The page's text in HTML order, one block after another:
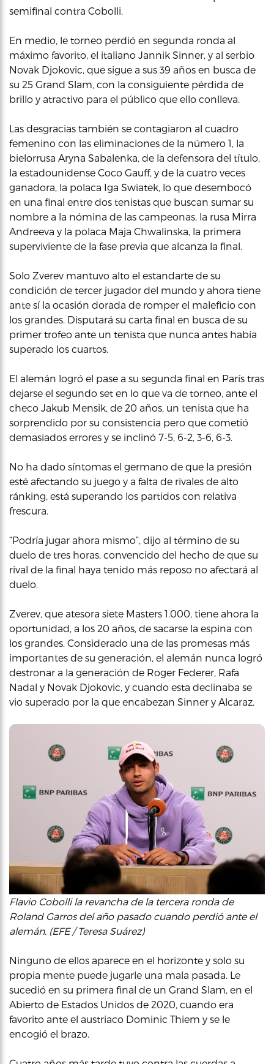
semifinal contra Cobolli.
En medio, le torneo perdió en segunda ronda al
máximo favorito, el italiano Jannik Sinner, y al serbio
Novak Djokovic, que sigue a sus 39 años en busca de
su 25 Grand Slam, con la consiguiente pérdida de
brillo y atractivo para el público que ello conlleva.
Las desgracias también se contagiaron al cuadro
femenino con las eliminaciones de la número 1, la
bielorrusa Aryna Sabalenka, de la defensora del título,
la estadounidense Coco Gauff, y de la cuatro veces
ganadora, la polaca Iga Swiatek, lo que desembocó
en una final entre dos tenistas que buscan sumar su
nombre a la nómina de las campeonas, la rusa Mirra
Andreeva y la polaca Maja Chwalinska, la primera
superviviente de la fase previa que alcanza la final.
Solo Zverev mantuvo alto el estandarte de su
condición de tercer jugador del mundo y ahora tiene
ante sí la ocasión dorada de romper el maleficio con
los grandes. Disputará su carta final en busca de su
primer trofeo ante un tenista que nunca antes había
superado los cuartos.
El alemán logró el pase a su segunda final en París tras
dejarse el segundo set en lo que va de torneo, ante el
checo Jakub Mensik, de 20 años, un tenista que ha
sorprendido por su consistencia pero que cometió
demasiados errores y se inclinó 7-5, 6-2, 3-6, 6-3.
No ha dado síntomas el germano de que la presión
esté afectando su juego y a falta de rivales de alto
ránking, está superando los partidos con relativa
frescura.
“Podría jugar ahora mismo”, dijo al término de su
duelo de tres horas, convencido del hecho de que su
rival de la final haya tenido más reposo no afectará al
duelo.
Zverev, que atesora siete Masters 1.000, tiene ahora la
oportunidad, a los 20 años, de sacarse la espina con
los grandes. Considerado una de las promesas más
importantes de su generación, el alemán nunca logró
destronar a la generación de Roger Federer, Rafa
Nadal y Novak Djokovic, y cuando esta declinaba se
vio superado por la que encabezan Sinner y Alcaraz.
Flavio Cobolli la revancha de la tercera ronda de
Roland Garros del año pasado cuando perdió ante el
alemán. (EFE / Teresa Suárez)
Ninguno de ellos aparece en el horizonte y solo su
propia mente puede jugarle una mala pasada. Le
sucedió en su primera final de un Grand Slam, en el
Abierto de Estados Unidos de 2020, cuando era
favorito ante el austriaco Dominic Thiem y se le
encogió el brazo.